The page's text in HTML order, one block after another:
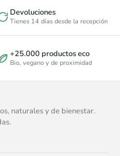
Devoluciones
Tienes 14 días desde la recepción
+25.000 productos eco
Bio, vegano y de proximidad
naturales y de bienestar.